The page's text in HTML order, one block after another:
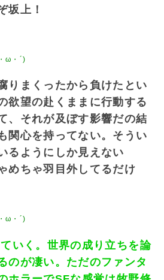
坂上！
ω・´)
りまくったから負けたとい
欲望の赴くままに行動する
、それが及ぼす影響だの結
関心を持ってない。そうい
るようにしか見えない
めちゃ羽目外してるだけ
ω・´)
いく。世界の成り立ちを論
のが凄い。ただのファンタ